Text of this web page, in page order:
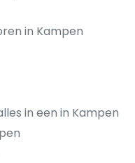
in Kampen
in een in Kampen